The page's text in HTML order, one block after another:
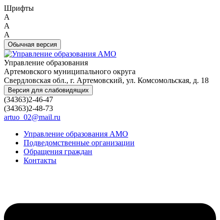
Шрифты
A
A
A
Обычная версия
Управление образования
Артемовского муниципального округа
Свердловская обл., г. Артемовский, ул. Комсомольская, д. 18
Версия для слабовидящих
(34363)2-46-47
(34363)2-48-73
artuo_02@mail.ru
Управление образования АМО
Подведомственные организации
Обращения граждан
Контакты